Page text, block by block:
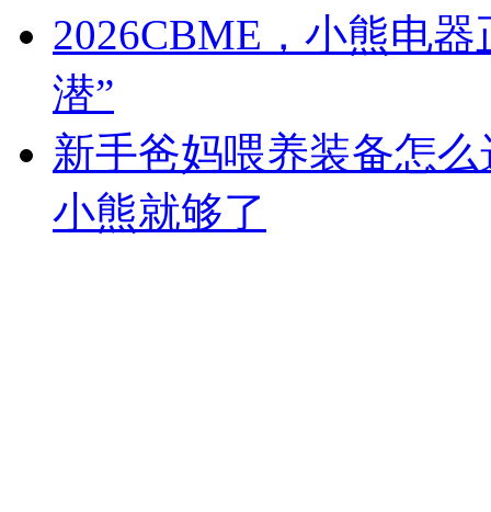
2026CBME，小熊电
潜”
新手爸妈喂养装备怎
小熊就够了